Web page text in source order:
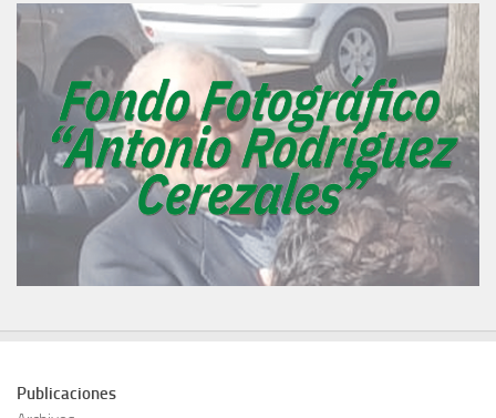
Publicaciones